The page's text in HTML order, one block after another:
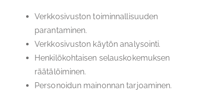
Verkkosivuston toiminnallisuuden
parantaminen.
Verkkosivuston käytön analysointi.
Henkilökohtaisen selauskokemuksen
räätälöiminen.
Personoidun mainonnan tarjoaminen.